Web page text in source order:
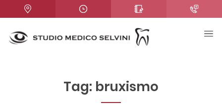
Tag: bruxismo